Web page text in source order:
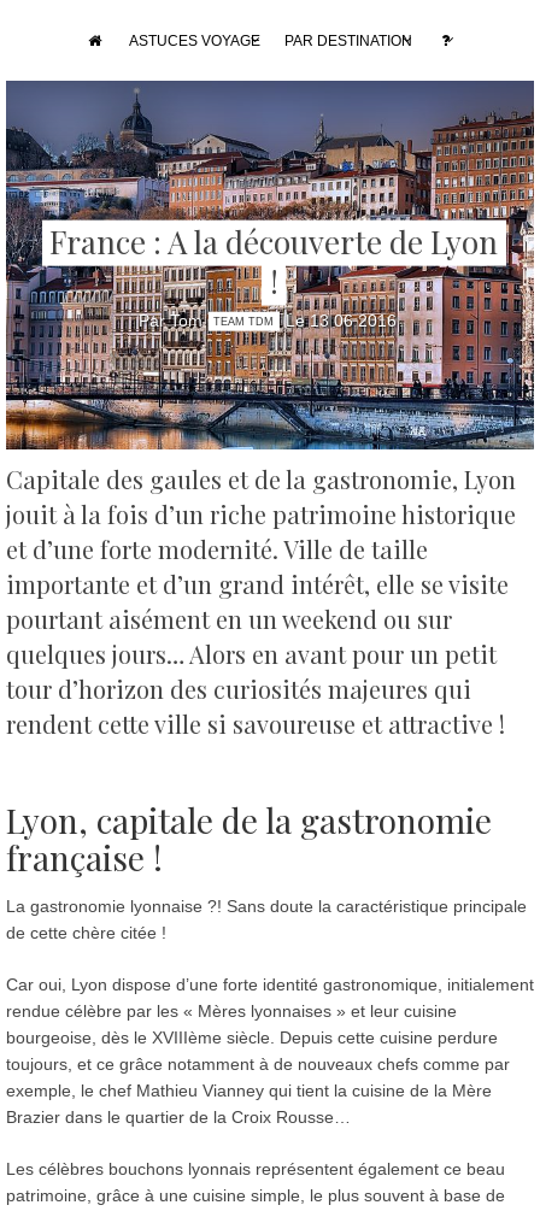
ASTUCES VOYAGE PAR DESTINATION
France : A la découverte de Lyon
!
Par Tom TEAM TDM Le 13 06 2016
Capitale des gaules et de la gastronomie, Lyon
jouit à la fois d’un riche patrimoine historique
et d’une forte modernité.Ville de taille
importante et d’un grand intérêt, elle se visite
pourtant aisément en un weekend ou sur
quelques jours… Alors en avant pour un petit
tour d’horizon des curiosités majeures qui
rendent cette ville si savoureuse et attractive !
Lyon, capitale de la gastronomie
française !
La gastronomie lyonnaise ?! Sans doute la caractéristique principale
de cette chère citée !
Car oui, Lyon dispose d’une forte identité gastronomique, initialement
rendue célèbre par les « Mères lyonnaises » et leur cuisine
bourgeoise, dès le XVIIIème siècle. Depuis cette cuisine perdure
toujours, et ce grâce notamment à de nouveaux chefs comme par
exemple, le chef Mathieu Vianney qui tient la cuisine de la Mère
Brazier dans le quartier de la Croix Rousse…
Les célèbres bouchons lyonnais représentent également ce beau
patrimoine, grâce à une cuisine simple, le plus souvent à base de